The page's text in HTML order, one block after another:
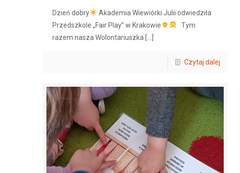
Dzień dobry
Akademia Wiewiórki Julii odwiedziła
Przedszkole „Fair Play” w Krakowie
Tym
razem nasza Wolontariuszka
Czytaj dalej